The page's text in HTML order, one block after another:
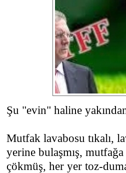
Şu "evin" haline
Mutfak lavabosu tıkalı,
yerine bulaşmış,
çökmüş, her yer toz-